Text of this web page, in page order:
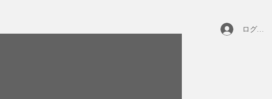
ログイン